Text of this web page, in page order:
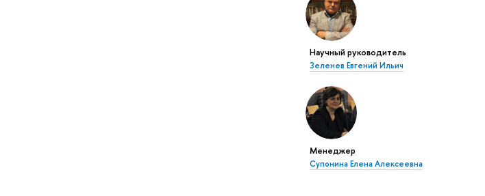
Научный руководитель
Зеленев Евгений Ильич
Менеджер
Супонина Елена Алексеевна